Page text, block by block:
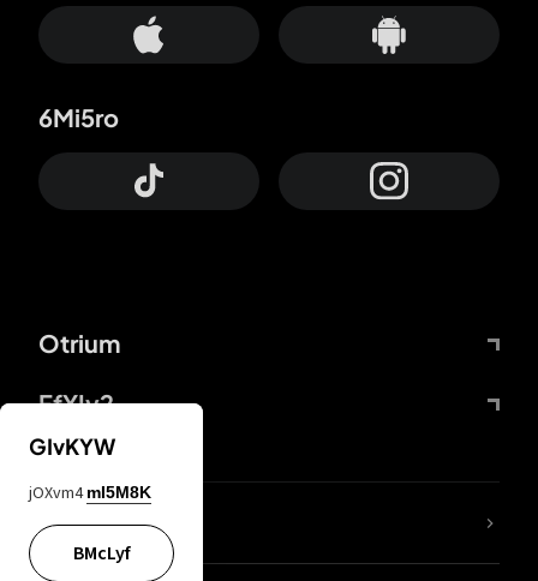
Otrium
FfYIy2
6Mi5ro
ZbBJcb
GIvKYW
jOXvm4 mI5M8K
BMcLyf